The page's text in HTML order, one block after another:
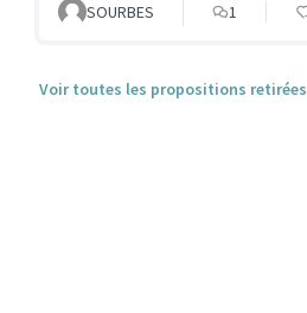
SOURBES 1
Voir toutes les propositions retirées